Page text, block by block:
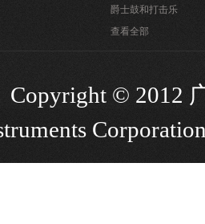
爵士鼓和打击乐
查看全部
Copyright © 2012